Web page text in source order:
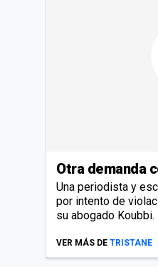
Otra demanda
Una periodista y
por intento de
su abogado Koubbi.
VER MÁS DE TRISTANE